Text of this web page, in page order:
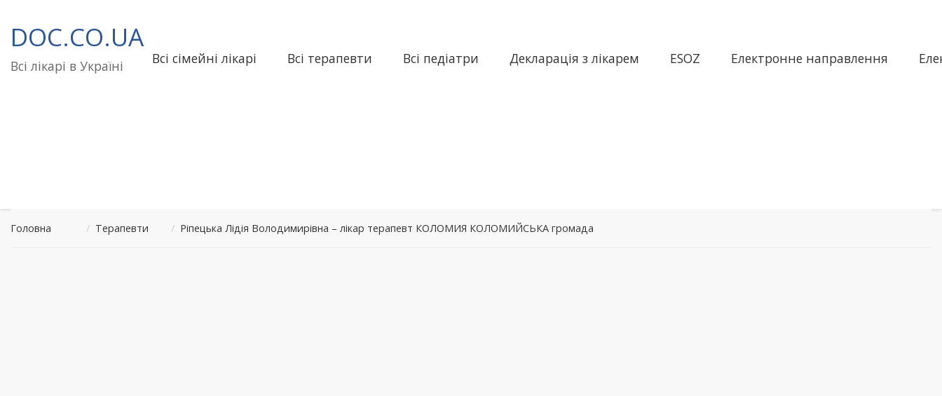
до
вмісту
DOC.CO.UA
Всі лікарі в Україні Всі сімейні лікарі Всі терапевти Всі педіатри Декларація з лікарем ESOZ Електронне направлення
Головна / Терапевти / Ріпецька Лідія Володимирівна – лікар терапевт КОЛОМИЯ КОЛОМИЙСЬКА громада